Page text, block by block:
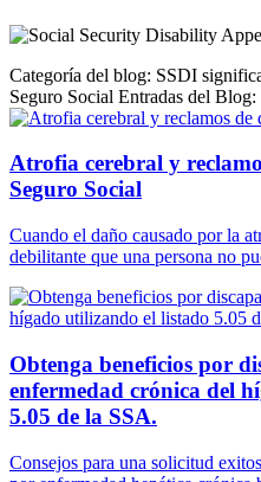
Categoría del blog: SSDI
Seguro Social Entradas del Blog:
Atrofia cerebral y
Seguro Social
Cuando el daño causado por la
debilitante que una persona no
Obtenga beneficios por
enfermedad crónica del
5.05 de la SSA.
Consejos para una solicitud